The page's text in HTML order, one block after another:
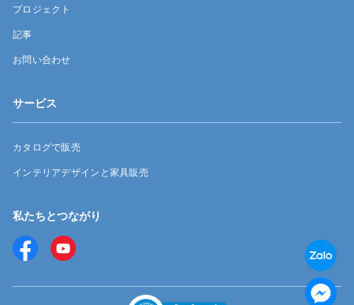
プロジェクト
記事
お問い合わせ
サービス
カタログで販売
インテリアデザインと家具販売
私たちとつながり